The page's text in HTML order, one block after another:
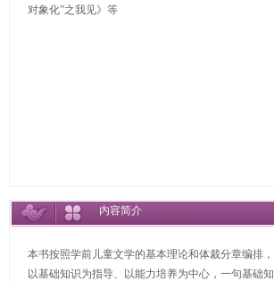
对象化”之我见》等
内容简介
本书按照学前儿童文学的基本理论和体裁分章编排
以基础知识为指导、以能力培养为中心，一句基础